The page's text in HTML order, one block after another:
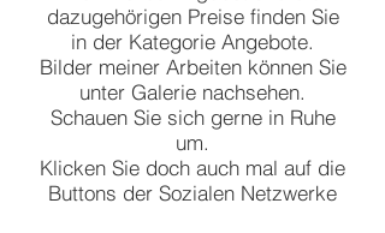
dazugehörigen Preise finden Sie
in der Kategorie Angebote.
Bilder meiner Arbeiten können Sie
unter Galerie nachsehen.
Schauen Sie sich gerne in Ruhe
um.
Klicken Sie doch auch mal auf die
Buttons der Sozialen Netzwerke